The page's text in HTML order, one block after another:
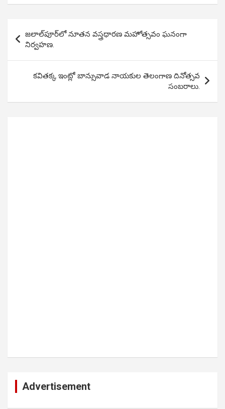
at
A
p
p
ce
b
o
o
k
tt
er
ke
dI
n
ail ar
e
navigation
జలాల్‌పూర్‌లో నూతన వస్త్రధారణ మహోత్సవం ఘనంగా
నిర్వహణ.
కవితక్క ఇంట్లో బాన్సువాడ నాయకుల తెలంగాణ దినోత్సవ
సంబరాలు.
Advertisement